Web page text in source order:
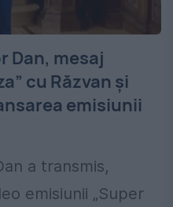
Dan, mesaj
cu Răzvan și
emisiunii
a transmis,
emisiunii „Super